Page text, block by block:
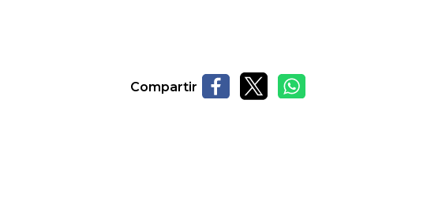
Compartir